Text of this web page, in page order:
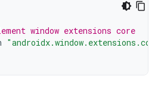
window extensions core